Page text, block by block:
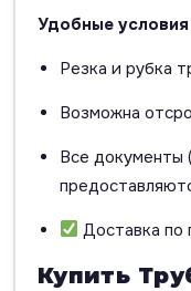
Удобные условия
Резка и рубка
Возможна
Все документы
Доставка по
Купить